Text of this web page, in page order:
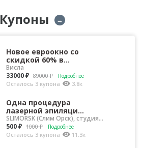
Купоны →
Новое евроокно со
скидкой 60% в
компании Висла
Висла
33000 ₽ 89000 ₽ Подробнее
Осталось 3 купона 3.8к
Одна процедура
лазерной эпиляции
на аппарате
Morpheus 8 со
скидкой 50% в
SLIMORSK (Слим Орск), студия
эффективной косметологии
500 ₽ 1000 ₽ Подробнее
Осталось 3 купона 11.3к